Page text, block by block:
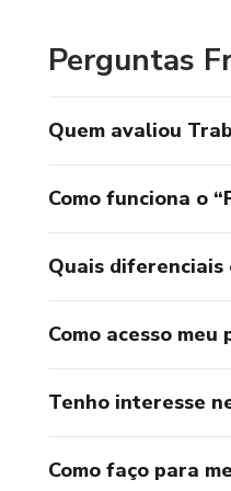
Perguntas
Quem avaliou
Como funciona o
Quais diferenciais
Como acesso meu
Tenho interesse
Como faço para